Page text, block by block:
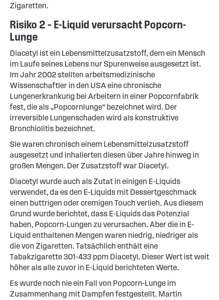
Zigaretten.
Risiko 2 – E-Liquid verursacht Popcorn-
Lunge
Diacetyl ist ein Lebensmittelzusatzstoff, dem ein Mensch
im Laufe seines Lebens nur Spurenweise ausgesetzt ist.
Im Jahr 2002 stellten arbeitsmedizinische
Wissenschaftler in den USA eine chronische
Lungenerkrankung bei Arbeitern in einer Popcornfabrik
fest, die als „Popcornlunge“ bezeichnet wird. Der
irreversible Lungenschaden wird als konstruktive
Bronchiolitis bezeichnet.
Sie waren chronisch einem Lebensmittelzusatzstoff
ausgesetzt und inhalierten diesen über Jahre hinweg in
großen Mengen. Der Zusatzstoff war Diacetyl.
Diacetyl wurde auch als Zutat in einigen E-Liquids
verwendet, da es den E-Liquids mit Dessertgeschmack
einen buttrigen oder cremigen Touch verlieh. Aus diesem
Grund wurde berichtet, dass E-Liquids das Potenzial
haben, Popcorn-Lungen zu verursachen. Aber die in E-
Liquid enthaltenen Mengen waren niedrig, niedriger als
die von Zigaretten. Tatsächlich enthält eine
Tabakzigarette 301-433 ppm Diacetyl. Dieser Wert ist weit
höher als alle zuvor in E-Liquid berichteten Werte.
Es wurde noch nie ein Fall von Popcorn-Lunge im
Zusammenhang mit Dampfen festgestellt. Martin